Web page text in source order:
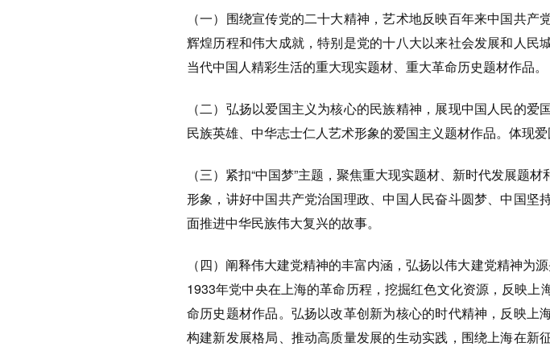
（一）围绕宣传党的二十大精神，艺术地反映百年来中国共
辉煌历程和伟大成就，特别是党的十八大以来社会发展和人民
当代中国人精彩生活的重大现实题材、重大革命历史题材作品。
（二）弘扬以爱国主义为核心的民族精神，展现中国人民的
民族英雄、中华志士仁人艺术形象的爱国主义题材作品。体现
（三）紧扣“中国梦”主题，聚焦重大现实题材、新时代发展题
形象，讲好中国共产党治国理政、中国人民奋斗圆梦、中国坚
面推进中华民族伟大复兴的故事。
（四）阐释伟大建党精神的丰富内涵，弘扬以伟大建党精神为
1933年党中央在上海的革命历程，挖掘红色文化资源，反映上
命历史题材作品。弘扬以改革创新为核心的时代精神，反映上
构建新发展格局、推动高质量发展的生动实践，围绕上海在新